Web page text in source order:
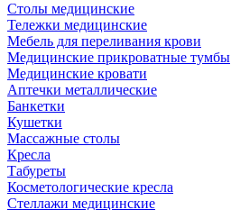
Столы медицинские
Тележки медицинские
Мебель для переливания крови
Медицинские прикроватные тумбы
Медицинские кровати
Аптечки металлические
Банкетки
Кушетки
Массажные столы
Кресла
Табуреты
Косметологические кресла
Стеллажи медицинские